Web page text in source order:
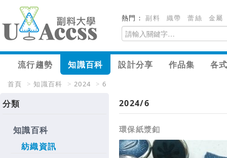
熱門：副料 織帶 蕾絲 金屬
流行趨勢 知識百科 設計分享 作品集 各
首頁 > 知識百科 > 2024 > 6
分類
知識百科
紡織資訊
2024/6
環保紙漿釦